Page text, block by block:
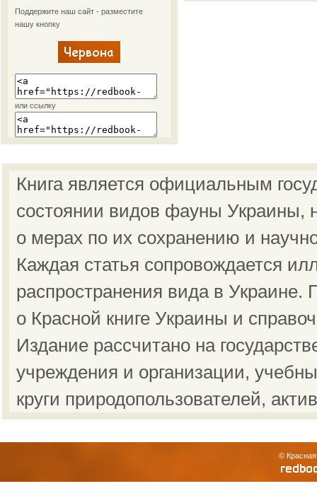
Поддержите наш сайт - разместите
нашу кнопку
или ссылку
Книга является официальным
состоянии видов фауны Украины,
о мерах по их сохранению и
Каждая статья сопровождается
распространения вида в
о Красной книге Украины и
Издание рассчитано на
учреждения и организации,
круги природопользователей,
©